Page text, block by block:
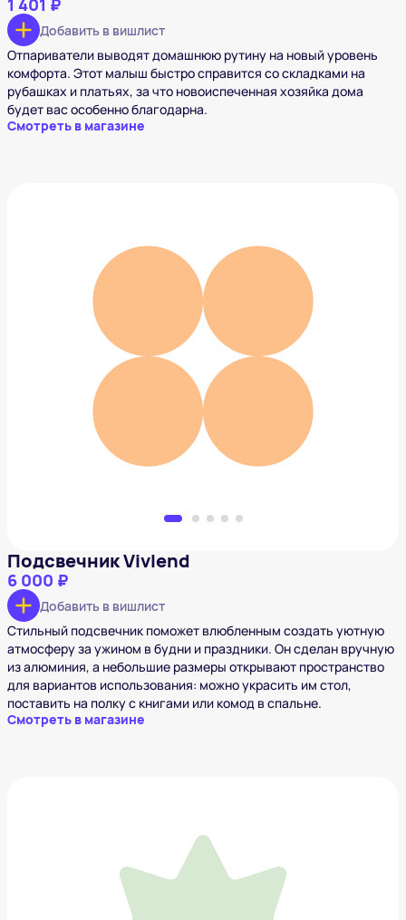
1 401 ₽
Добавить в вишлист
Отпариватели выводят домашнюю рутину на новый уровень
комфорта. Этот малыш быстро справится со складками на
рубашках и платьях, за что новоиспеченная хозяйка дома
будет вас особенно благодарна.
Смотреть в магазине
Подсвечник Vivlend
6 000 ₽
Добавить в вишлист
Подсвечник Vivlend
6 000 ₽
Добавить в вишлист
Стильный подсвечник поможет влюбленным создать уютную
атмосферу за ужином в будни и праздники. Он сделан вручную
из алюминия, а небольшие размеры открывают пространство
для вариантов использования: можно украсить им стол,
поставить на полку с книгами или комод в спальне.
Смотреть в магазине